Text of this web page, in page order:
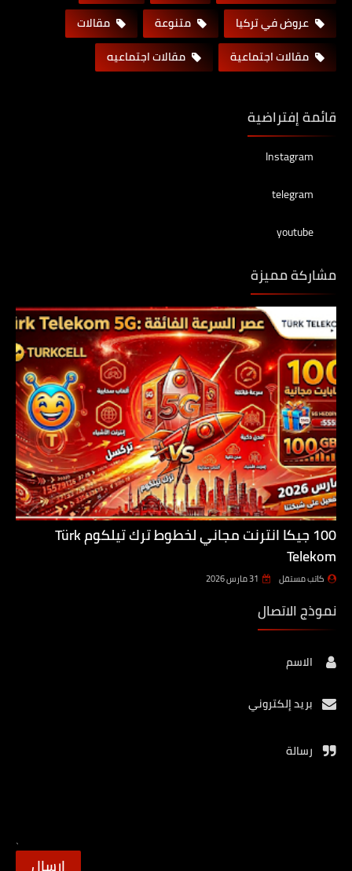
عروض في تركيا
متنوعة
مقالات
مقالات اجتماعية
مقالات اجتماعيه
قائمة إفتراضية
Instagram
telegram
youtube
مشاركة مميزة
100 جيكا انترنت مجاني لخطوط ترك تيلكوم Türk
Telekom
كاتب مستقل 31 مارس 2026
نموذج الاتصال
الاسم
بريد إلكتروني
رسالة